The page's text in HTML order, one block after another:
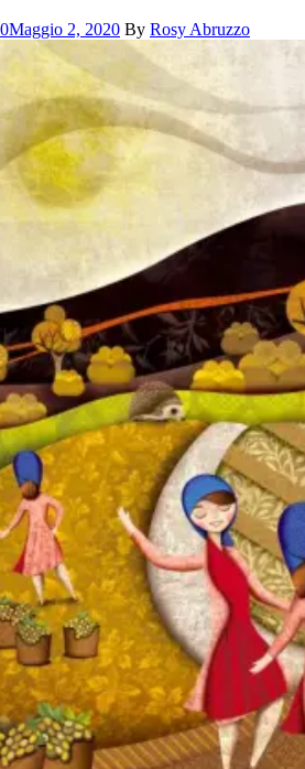
Maggio 2, 2020 By Rosy Abruzzo